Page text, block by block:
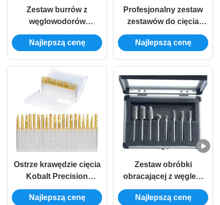
Zestaw burrów z
węglowodorów
wolframowych SILVER
Formy szlifowania
cylindryczną BURRS
Kolor SILVER do
szlifowania
Najlepszą cenę
Profesjonalny zestaw
zestawów do cięcia
obracającego węglik
wolframowy
Najlepszą cenę
Ostrze krawędzie cięcia
Kobalt Precision
Tungsten Carbide Burr
Set z 1/8-1/4 INCH
Najlepszą cenę
Zestaw obróbki
obracającej z węglem
wolframu do
precyzyjnego cięcia
Najlepszą cenę